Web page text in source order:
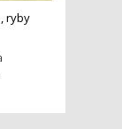
ryby